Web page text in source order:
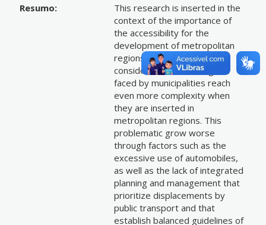
Resumo:
This research is inserted in the
context of the importance of
the accessibility for the
development of metropolitan
regions. In this context, is
considered that challenges
faced by municipalities reach
even more complexity when
they are inserted in
metropolitan regions. This
problematic grow worse
through factors such as the
excessive use of automobiles,
as well as the lack of integrated
planning and management that
prioritize displacements by
public transport and that
establish balanced guidelines of